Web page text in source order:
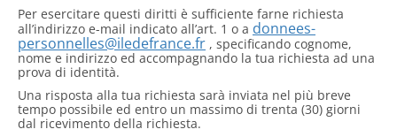
Per esercitare questi diritti è sufficiente farne richiesta
all’indirizzo e-mail indicato all’art. 1 o a donnees-
personnelles@iledefrance.fr , specificando cognome,
nome e indirizzo ed accompagnando la tua richiesta ad una
prova di identità.
Una risposta alla tua richiesta sarà inviata nel più breve
tempo possibile ed entro un massimo di trenta (30) giorni
dal ricevimento della richiesta.